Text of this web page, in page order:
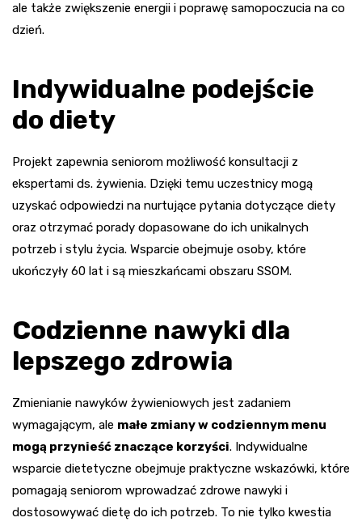
ale także zwiększenie energii i poprawę samopoczucia na co
dzień.
Indywidualne podejście
do diety
Projekt zapewnia seniorom możliwość konsultacji z
ekspertami ds. żywienia. Dzięki temu uczestnicy mogą
uzyskać odpowiedzi na nurtujące pytania dotyczące diety
oraz otrzymać porady dopasowane do ich unikalnych
potrzeb i stylu życia. Wsparcie obejmuje osoby, które
ukończyły 60 lat i są mieszkańcami obszaru SSOM.
Codzienne nawyki dla
lepszego zdrowia
Zmienianie nawyków żywieniowych jest zadaniem
wymagającym, ale małe zmiany w codziennym menu
mogą przynieść znaczące korzyści. Indywidualne
wsparcie dietetyczne obejmuje praktyczne wskazówki, które
pomagają seniorom wprowadzać zdrowe nawyki i
dostosowywać dietę do ich potrzeb. To nie tylko kwestia